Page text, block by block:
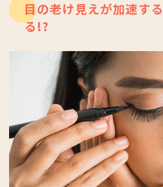
目の老け見えが加速す
る!?